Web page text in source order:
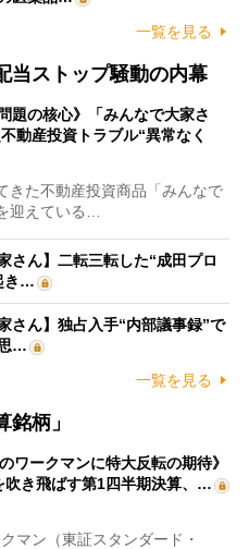
一覧を見る
当ストップ騒動の内幕
題の核心》「みんなで大家さ
動産投資トラブル“異常なく
た不動産投資商品「みんなで
迎えている…
さん】二転三転した“成田プロ
き…
さん】独占入手“内部議事録”で
…
一覧を見る
柄」
ワークマンに特大反転の期待》
吹き飛ばす第1四半期決算、…
マン（東証スタンダード・